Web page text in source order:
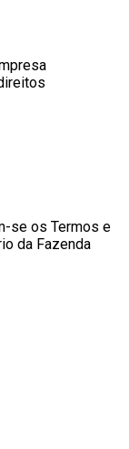
se os Termos e
da Fazenda